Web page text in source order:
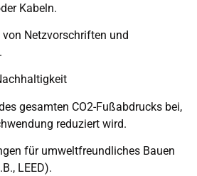
Kabeln.
Netzvorschriften und
gesamten CO2-Fußabdrucks bei,
reduziert wird.
für umweltfreundliches Bauen
LEED).